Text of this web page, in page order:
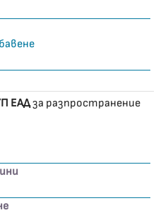
ЕАДза разпространение